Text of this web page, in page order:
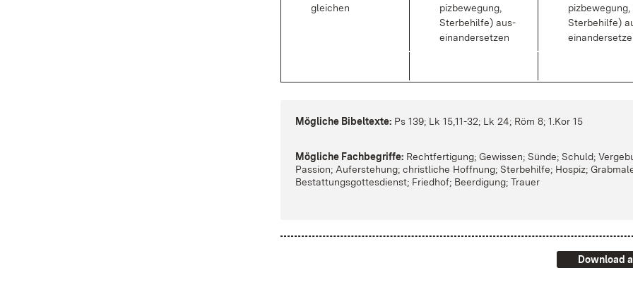
glei­chen
piz­be­we­gung,
Ster­be­hil­fe) aus­
ein­an­der­set­zen
piz­be­we­gung,
Ster­be­hil­fe)
Mög­li­che Bi­bel­tex­te: Ps 139; Lk 15,11-32; Lk 24; Röm 8; 1.Kor 15
Mög­li­che Fach­be­grif­fe: Recht­fer­ti­gung; Ge­wis­sen; Sün­de; Schuld;
Pas­si­on; Auf­er­ste­hung; christ­li­che Hoff­nung; Ster­be­hil­fe; Hos­piz;
Be­stat­tungs­got­tes­dienst; Fried­hof; Be­er­di­gung; Trau­er
Download